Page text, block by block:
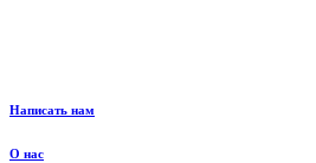
Написать нам
О нас